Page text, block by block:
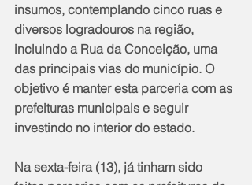
insumos, contemplando cinco ruas e
diversos logradouros na região,
incluindo a Rua da Conceição, uma
das principais vias do município. O
objetivo é manter esta parceria com as
prefeituras municipais e seguir
investindo no interior do estado.
Na sexta-feira (13), já tinham sido